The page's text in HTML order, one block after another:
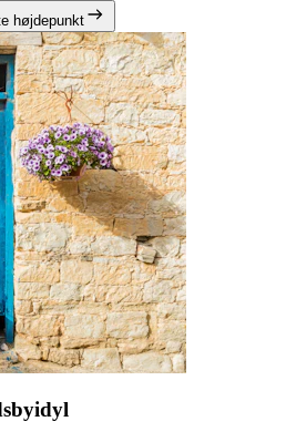
højdepunkt